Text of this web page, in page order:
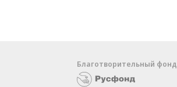
Благотворительный фонд